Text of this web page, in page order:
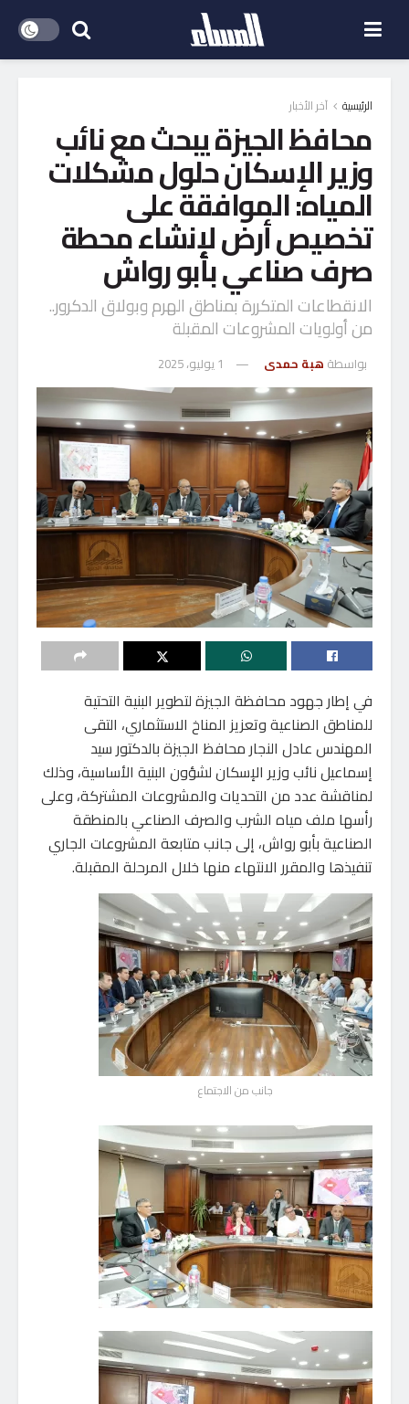
الرئيسية آخر الأخبار
محافظ الجيزة يبحث مع نائب
وزير الإسكان حلول مشكلات
المياه: الموافقة على
تخصيص أرض لإنشاء محطة
صرف صناعي بأبو رواش
الانقطاعات المتكررة بمناطق الهرم وبولاق الدكرور..
من أولويات المشروعات المقبلة
بواسطة هبة حمدى 1 يوليو، 2025
في إطار جهود محافظة الجيزة لتطوير البنية التحتية
للمناطق الصناعية وتعزيز المناخ الاستثماري، التقى
المهندس عادل النجار محافظ الجيزة بالدكتور سيد
إسماعيل نائب وزير الإسكان لشؤون البنية الأساسية، وذلك
لمناقشة عدد من التحديات والمشروعات المشتركة، وعلى
رأسها ملف مياه الشرب والصرف الصناعي بالمنطقة
الصناعية بأبو رواش، إلى جانب متابعة المشروعات الجاري
تنفيذها والمقرر الانتهاء منها خلال المرحلة المقبلة.
جانب من الاجتماع